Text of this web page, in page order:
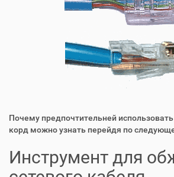
Почему предпочтительней
корд можно узнать перейдя по
Инструмент для